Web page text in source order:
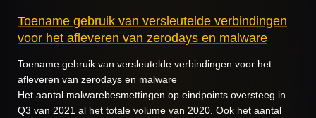
Toename gebruik van versleutelde verbindingen
voor het afleveren van zerodays en malware
Toename gebruik van versleutelde verbindingen voor het
afleveren van zerodays en malware
Het aantal malwarebesmettingen op eindpoints oversteeg in
Q3 van 2021 al het totale volume van 2020. Ook het aantal